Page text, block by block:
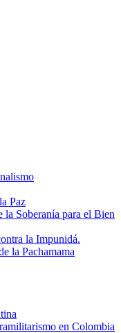
Paz
la Soberanía para el Bien
la Impunidá.
la Pachamama
en Colombia